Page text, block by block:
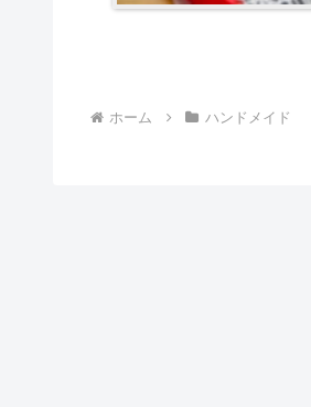
ホーム ハンドメイド